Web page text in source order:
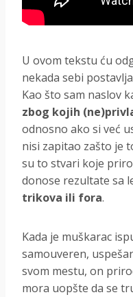
U ovom tekstu ću
nekada sebi
Kao što sam naslov
zbog kojih
odnosno ako si već
nisi zapitao zašto je
su to stvari koje
donose rezultate sa
trikova ili fora.
Kada je muškarac
samouveren,
svom mestu, on
mora uopšte da se